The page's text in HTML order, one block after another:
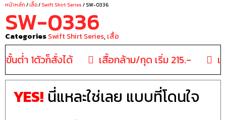
หน้าหลัก /เสื้อ/ Swift Shirt Series / SW-0336
SW-0336
CategoriesSwift Shirt Series,เสื้อ
ขั้นต่ำ 1ตัวก็สั่งได้ เสื้อกล้าม/กุด เริ่ม 215.- เ
YES! นี่แหละใช่เลย แบบที่โดนใจ